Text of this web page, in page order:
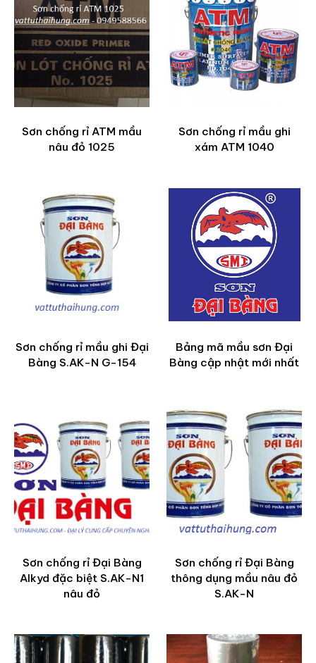
Sơn chống rỉ ATM mầu
nâu đỏ 1025
Sơn chống rỉ mầu ghi
xám ATM 1040
Sơn chống rỉ mầu ghi Đại
Bàng S.AK-N G-154
Bảng mã mầu sơn Đại
Bàng cập nhật mới nhất
Sơn chống rỉ Đại Bàng
Alkyd đặc biệt S.AK-N1
nâu đỏ
Sơn chống rỉ Đại Bàng
thông dụng mầu nâu đỏ
S.AK-N